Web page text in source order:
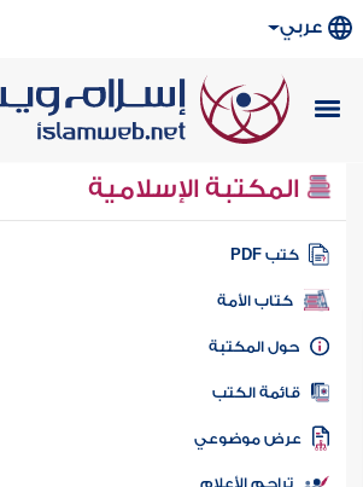
عربي
المكتبة الإسلامية
كتب PDF
كتاب الأمة
المكتبة
الكتب